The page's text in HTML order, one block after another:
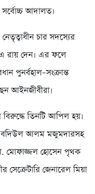
আদালত।
চার সদস্যের
রায় দেন। এর ফলে
পুনর্বহাল–সংক্রান্ত
আইনজীবীরা।
বিরুদ্ধে তিনটি আপিল হয়।
বদিউল আলম মজুমদারসহ
মোফাজ্জল হোসেন পৃথক
জেনারেল মিয়া